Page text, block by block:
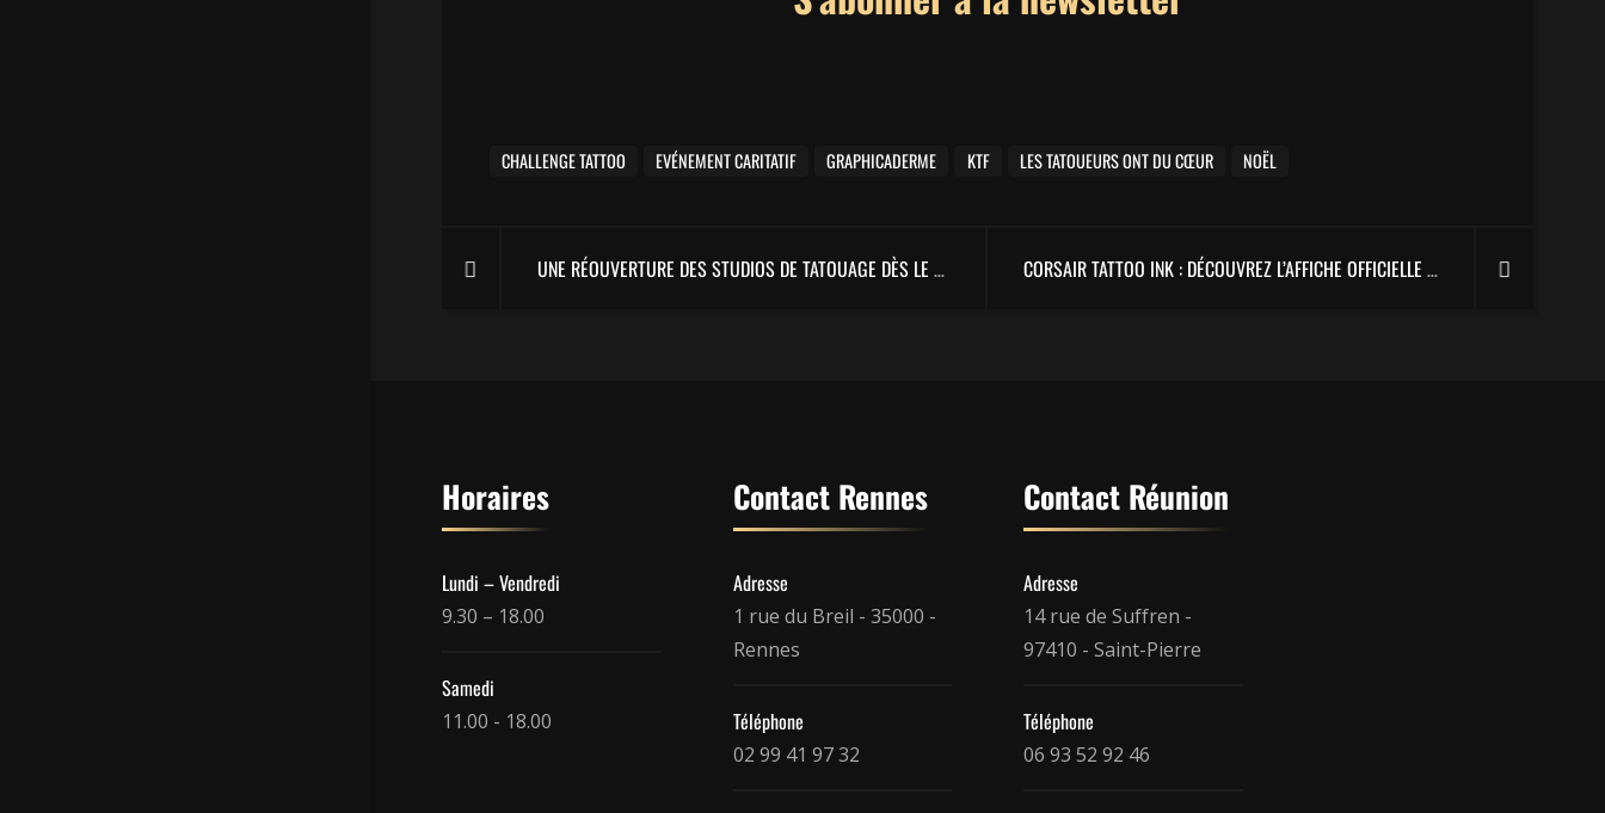
CHALLENGE TATTOO EVÉNEMENT CARITATIF GRAPHICADERME KTF LES TATOUEURS ONT DU CŒUR NOËL
UNE RÉOUVERTURE DES STUDIOS DE TATOUAGE DÈS LE 1ER DÉCEMBRE 2020 ? CORSAIR TATTOO INK : DÉCOUVREZ L’AFFICHE OFFICIELLE DU FESTIVAL EN 2022 !
Horaires
Lundi – Vendredi
9.30 – 18.00
Samedi
11.00 - 18.00
Contact Rennes
Adresse
1 rue du Breil - 35000 -
Rennes
Téléphone
02 99 41 97 32
Contact Réunion
Adresse
14 rue de Suffren -
97410 - Saint-Pierre
Téléphone
06 93 52 92 46